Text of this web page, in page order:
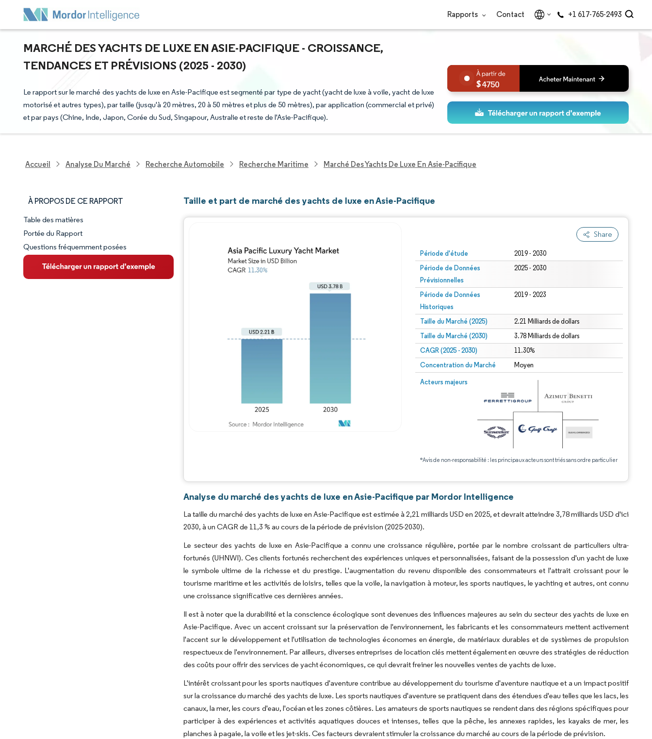
Rapports Contact +1 617-765-2493
MARCHÉ DES YACHTS DE LUXE EN ASIE-PACIFIQUE - CROISSANCE,
TENDANCES ET PRÉVISIONS (2025 - 2030)
Le rapport sur le marché des yachts de luxe en Asie-Pacifique est segmenté par type de yacht (yacht de luxe à voile, yacht de luxe
motorisé et autres types), par taille (jusqu'à 20 mètres, 20 à 50 mètres et plus de 50 mètres), par application (commercial et privé)
et par pays (Chine, Inde, Japon, Corée du Sud, Singapour, Australie et reste de l'Asie-Pacifique).
4750
Accueil Analyse Du Marché Recherche Automobile Recherche Maritime Marché Des Yachts De Luxe En Asie-Pacifique
À PROPOS DE CE RAPPORT
Aperçu du marché
VUE D’ENSEMBLE DU MARCHÉ
Principales tendances du marché
Table des matières
Portée du Rapport
Questions fréquemment posées
Taille et part de marché des yachts de luxe en Asie-Pacifique
Share
Période d'étude 2019 - 2030
Période de Données
Prévisionnelles
2025 - 2030
Période de Données
Historiques
2019 - 2023
Taille du Marché (2025) 2.21 Milliards de dollars
Taille du Marché (2030) 3.78 Milliards de dollars
CAGR (2025 - 2030) 11.30%
Concentration du Marché Moyen
Acteurs majeurs
*Avis de non-responsabilité : les principaux acteurs sont triés sans ordre particulier
Analyse du marché des yachts de luxe en Asie-Pacifique par Mordor Intelligence
La taille du marché des yachts de luxe en Asie-Pacifique est estimée à 2,21 milliards USD en 2025, et devrait atteindre 3,78 milliards USD d'ici
2030, à un CAGR de 11,3 % au cours de la période de prévision (2025-2030).
Le secteur des yachts de luxe en Asie-Pacifique a connu une croissance régulière, portée par le nombre croissant de particuliers ultra-
fortunés (UHNWI). Ces clients fortunés recherchent des expériences uniques et personnalisées, faisant de la possession d'un yacht de luxe
le symbole ultime de la richesse et du prestige. L'augmentation du revenu disponible des consommateurs et l'attrait croissant pour le
tourisme maritime et les activités de loisirs, telles que la voile, la navigation à moteur, les sports nautiques, le yachting et autres, ont connu
une croissance significative ces dernières années.
Il est à noter que la durabilité et la conscience écologique sont devenues des influences majeures au sein du secteur des yachts de luxe en
Asie-Pacifique. Avec un accent croissant sur la préservation de l'environnement, les fabricants et les consommateurs mettent activement
l'accent sur le développement et l'utilisation de technologies économes en énergie, de matériaux durables et de systèmes de propulsion
respectueux de l'environnement. Par ailleurs, diverses entreprises de location clés mettent également en œuvre des stratégies de réduction
des coûts pour offrir des services de yacht économiques, ce qui devrait freiner les nouvelles ventes de yachts de luxe.
L'intérêt croissant pour les sports nautiques d'aventure contribue au développement du tourisme d'aventure nautique et a un impact positif
sur la croissance du marché des yachts de luxe. Les sports nautiques d'aventure se pratiquent dans des étendues d'eau telles que les lacs, les
canaux, la mer, les cours d'eau, l'océan et les zones côtières. Les amateurs de sports nautiques se rendent dans des régions spécifiques pour
participer à des expériences et activités aquatiques douces et intenses, telles que la pêche, les annexes rapides, les kayaks de mer, les
planches à pagaie, la voile et les jet-skis. Ces facteurs devraient stimuler la croissance du marché au cours de la période de prévision.